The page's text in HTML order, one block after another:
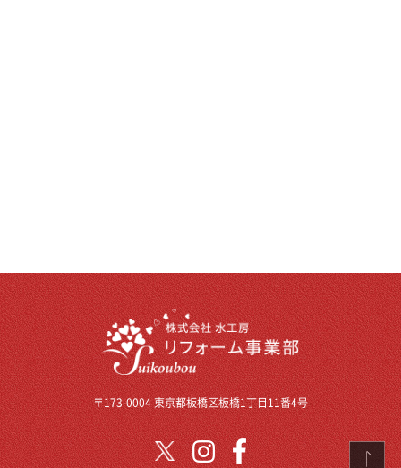
〒173-0004 東京都板橋区板橋1丁目11番4号